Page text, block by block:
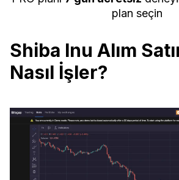
plan seçin
Shiba Inu Alım
Nasıl İşler?